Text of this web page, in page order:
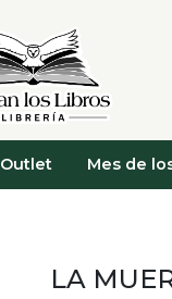
Outlet Mes de
LA